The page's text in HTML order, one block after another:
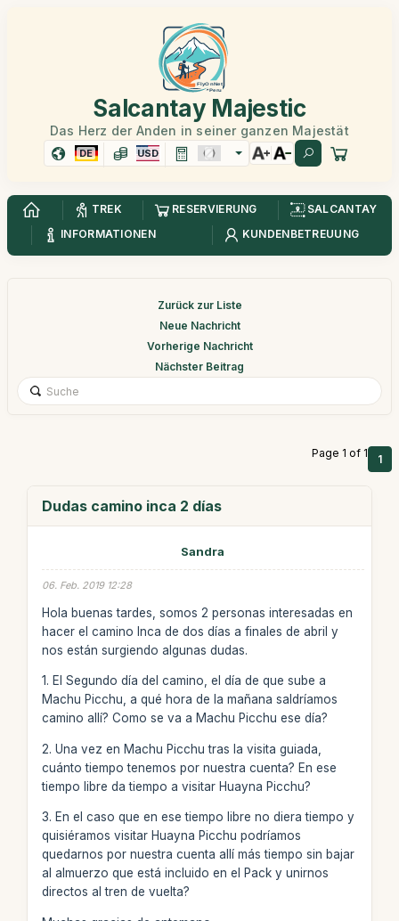
Salcantay Majestic
Das Herz der Anden in seiner ganzen Majestät
DE USD
TREK RESERVIERUNG
SALCANTAY
INFORMATIONEN
KUNDENBETREUUNG
Zurück zur Liste
Neue Nachricht
Vorherige Nachricht
Nächster Beitrag
Page 1 of 1 1
Dudas camino inca 2 días
Sandra
06. Feb. 2019 12:28
Hola buenas tardes, somos 2 personas interesadas en
hacer el camino Inca de dos días a finales de abril y
nos están surgiendo algunas dudas.
1. El Segundo día del camino, el día de que sube a
Machu Picchu, a qué hora de la mañana saldríamos
camino allí? Como se va a Machu Picchu ese día?
2. Una vez en Machu Picchu tras la visita guiada,
cuánto tiempo tenemos por nuestra cuenta? En ese
tiempo libre da tiempo a visitar Huayna Picchu?
3. En el caso que en ese tiempo libre no diera tiempo y
quisiéramos visitar Huayna Picchu podríamos
quedarnos por nuestra cuenta allí más tiempo sin bajar
al almuerzo que está incluido en el Pack y unirnos
directos al tren de vuelta?